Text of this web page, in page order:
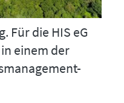
Für die HIS eG
einem der